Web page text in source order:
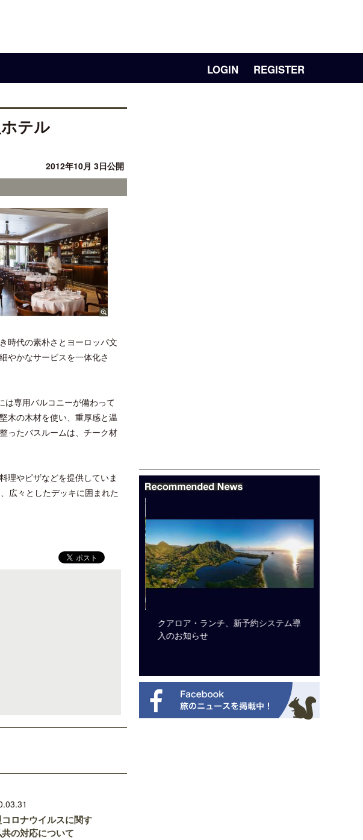
LOGIN REGISTER
テル
2012年10月 3日公開
時代の素朴さとヨーロッパ文
やかなサービスを一体化さ
は専用バルコニーが備わって
木の木材を使い、重厚感と温
ったバスルームは、チーク材
理やピザなどを提供していま
広々としたデッキに囲まれた
ロナウイルスに関す
の対応について
クアロア・ランチ、新予約システム導
入のお知らせ